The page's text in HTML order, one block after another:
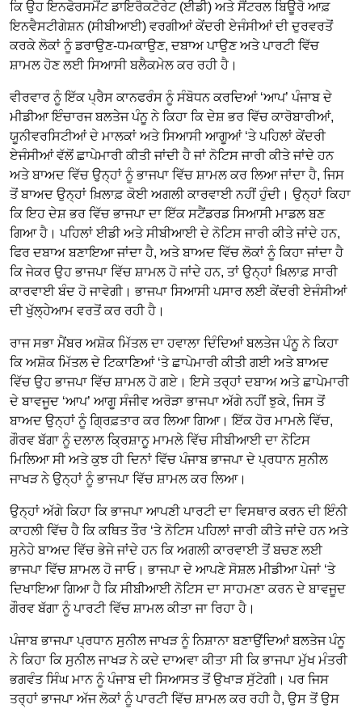
ਕਿ ਉਹ ਇਨਫੋਰਸਮੈਂਟ ਡਾਇਰੈਕਟੋਰੇਟ (ਈਡੀ) ਅਤੇ ਸੈਂਟਰਲ ਬਿਊਰੋ ਆਫ਼
ਇਨਵੈਸਟੀਗੇਸ਼ਨ (ਸੀਬੀਆਈ) ਵਰਗੀਆਂ ਕੇਂਦਰੀ ਏਜੰਸੀਆਂ ਦੀ ਦੁਰਵਰਤੋਂ
ਕਰਕੇ ਲੋਕਾਂ ਨੂੰ ਡਰਾਉਣ-ਧਮਕਾਉਣ, ਦਬਾਅ ਪਾਉਣ ਅਤੇ ਪਾਰਟੀ ਵਿੱਚ
ਸ਼ਾਮਲ ਹੋਣ ਲਈ ਸਿਆਸੀ ਬਲੈਕਮੇਲ ਕਰ ਰਹੀ ਹੈ।
ਵੀਰਵਾਰ ਨੂੰ ਇੱਕ ਪ੍ਰੈਸ ਕਾਨਫਰੰਸ ਨੂੰ ਸੰਬੋਧਨ ਕਰਦਿਆਂ ‘ਆਪ’ ਪੰਜਾਬ ਦੇ
ਮੀਡੀਆ ਇੰਚਾਰਜ ਬਲਤੇਜ ਪੰਨੂ ਨੇ ਕਿਹਾ ਕਿ ਦੇਸ਼ ਭਰ ਵਿੱਚ ਕਾਰੋਬਾਰੀਆਂ,
ਯੂਨੀਵਰਸਿਟੀਆਂ ਦੇ ਮਾਲਕਾਂ ਅਤੇ ਸਿਆਸੀ ਆਗੂਆਂ ‘ਤੇ ਪਹਿਲਾਂ ਕੇਂਦਰੀ
ਏਜੰਸੀਆਂ ਵੱਲੋਂ ਛਾਪੇਮਾਰੀ ਕੀਤੀ ਜਾਂਦੀ ਹੈ ਜਾਂ ਨੋਟਿਸ ਜਾਰੀ ਕੀਤੇ ਜਾਂਦੇ ਹਨ
ਅਤੇ ਬਾਅਦ ਵਿੱਚ ਉਨ੍ਹਾਂ ਨੂੰ ਭਾਜਪਾ ਵਿੱਚ ਸ਼ਾਮਲ ਕਰ ਲਿਆ ਜਾਂਦਾ ਹੈ, ਜਿਸ
ਤੋਂ ਬਾਅਦ ਉਨ੍ਹਾਂ ਖ਼ਿਲਾਫ਼ ਕੋਈ ਅਗਲੀ ਕਾਰਵਾਈ ਨਹੀਂ ਹੁੰਦੀ। ਉਨ੍ਹਾਂ ਕਿਹਾ
ਕਿ ਇਹ ਦੇਸ਼ ਭਰ ਵਿੱਚ ਭਾਜਪਾ ਦਾ ਇੱਕ ਸਟੈਂਡਰਡ ਸਿਆਸੀ ਮਾਡਲ ਬਣ
ਗਿਆ ਹੈ। ਪਹਿਲਾਂ ਈਡੀ ਅਤੇ ਸੀਬੀਆਈ ਦੇ ਨੋਟਿਸ ਜਾਰੀ ਕੀਤੇ ਜਾਂਦੇ ਹਨ,
ਫਿਰ ਦਬਾਅ ਬਣਾਇਆ ਜਾਂਦਾ ਹੈ, ਅਤੇ ਬਾਅਦ ਵਿੱਚ ਲੋਕਾਂ ਨੂੰ ਕਿਹਾ ਜਾਂਦਾ ਹੈ
ਕਿ ਜੇਕਰ ਉਹ ਭਾਜਪਾ ਵਿੱਚ ਸ਼ਾਮਲ ਹੋ ਜਾਂਦੇ ਹਨ, ਤਾਂ ਉਨ੍ਹਾਂ ਖ਼ਿਲਾਫ਼ ਸਾਰੀ
ਕਾਰਵਾਈ ਬੰਦ ਹੋ ਜਾਵੇਗੀ। ਭਾਜਪਾ ਸਿਆਸੀ ਪਸਾਰ ਲਈ ਕੇਂਦਰੀ ਏਜੰਸੀਆਂ
ਦੀ ਖੁੱਲ੍ਹੇਆਮ ਵਰਤੋਂ ਕਰ ਰਹੀ ਹੈ।
ਰਾਜ ਸਭਾ ਮੈਂਬਰ ਅਸ਼ੋਕ ਮਿੱਤਲ ਦਾ ਹਵਾਲਾ ਦਿੰਦਿਆਂ ਬਲਤੇਜ ਪੰਨੂ ਨੇ ਕਿਹਾ
ਕਿ ਅਸ਼ੋਕ ਮਿੱਤਲ ਦੇ ਟਿਕਾਣਿਆਂ ‘ਤੇ ਛਾਪੇਮਾਰੀ ਕੀਤੀ ਗਈ ਅਤੇ ਬਾਅਦ
ਵਿੱਚ ਉਹ ਭਾਜਪਾ ਵਿੱਚ ਸ਼ਾਮਲ ਹੋ ਗਏ। ਇਸੇ ਤਰ੍ਹਾਂ ਦਬਾਅ ਅਤੇ ਛਾਪੇਮਾਰੀ
ਦੇ ਬਾਵਜੂਦ ‘ਆਪ’ ਆਗੂ ਸੰਜੀਵ ਅਰੋੜਾ ਭਾਜਪਾ ਅੱਗੇ ਨਹੀਂ ਝੁਕੇ, ਜਿਸ ਤੋਂ
ਬਾਅਦ ਉਨ੍ਹਾਂ ਨੂੰ ਗ੍ਰਿਫ਼ਤਾਰ ਕਰ ਲਿਆ ਗਿਆ। ਇੱਕ ਹੋਰ ਮਾਮਲੇ ਵਿੱਚ,
ਗੌਰਵ ਬੱਗਾ ਨੂੰ ਦਲਾਲ ਕ੍ਰਿਸ਼ਾਨੂ ਮਾਮਲੇ ਵਿੱਚ ਸੀਬੀਆਈ ਦਾ ਨੋਟਿਸ
ਮਿਲਿਆ ਸੀ ਅਤੇ ਕੁਝ ਹੀ ਦਿਨਾਂ ਵਿੱਚ ਪੰਜਾਬ ਭਾਜਪਾ ਦੇ ਪ੍ਰਧਾਨ ਸੁਨੀਲ
ਜਾਖੜ ਨੇ ਉਨ੍ਹਾਂ ਨੂੰ ਭਾਜਪਾ ਵਿੱਚ ਸ਼ਾਮਲ ਕਰ ਲਿਆ।
ਉਨ੍ਹਾਂ ਅੱਗੇ ਕਿਹਾ ਕਿ ਭਾਜਪਾ ਆਪਣੀ ਪਾਰਟੀ ਦਾ ਵਿਸਥਾਰ ਕਰਨ ਦੀ ਇੰਨੀ
ਕਾਹਲੀ ਵਿੱਚ ਹੈ ਕਿ ਕਥਿਤ ਤੌਰ ‘ਤੇ ਨੋਟਿਸ ਪਹਿਲਾਂ ਜਾਰੀ ਕੀਤੇ ਜਾਂਦੇ ਹਨ ਅਤੇ
ਸੁਨੇਹੇ ਬਾਅਦ ਵਿੱਚ ਭੇਜੇ ਜਾਂਦੇ ਹਨ ਕਿ ਅਗਲੀ ਕਾਰਵਾਈ ਤੋਂ ਬਚਣ ਲਈ
ਭਾਜਪਾ ਵਿੱਚ ਸ਼ਾਮਲ ਹੋ ਜਾਓ। ਭਾਜਪਾ ਦੇ ਆਪਣੇ ਸੋਸ਼ਲ ਮੀਡੀਆ ਪੇਜਾਂ ‘ਤੇ
ਦਿਖਾਇਆ ਗਿਆ ਹੈ ਕਿ ਸੀਬੀਆਈ ਨੋਟਿਸ ਦਾ ਸਾਹਮਣਾ ਕਰਨ ਦੇ ਬਾਵਜੂਦ
ਗੌਰਵ ਬੱਗਾ ਨੂੰ ਪਾਰਟੀ ਵਿੱਚ ਸ਼ਾਮਲ ਕੀਤਾ ਜਾ ਰਿਹਾ ਹੈ।
ਪੰਜਾਬ ਭਾਜਪਾ ਪ੍ਰਧਾਨ ਸੁਨੀਲ ਜਾਖੜ ਨੂੰ ਨਿਸ਼ਾਨਾ ਬਣਾਉਂਦਿਆਂ ਬਲਤੇਜ ਪੰਨੂ
ਨੇ ਕਿਹਾ ਕਿ ਸੁਨੀਲ ਜਾਖੜ ਨੇ ਕਦੇ ਦਾਅਵਾ ਕੀਤਾ ਸੀ ਕਿ ਭਾਜਪਾ ਮੁੱਖ ਮੰਤਰੀ
ਭਗਵੰਤ ਸਿੰਘ ਮਾਨ ਨੂੰ ਪੰਜਾਬ ਦੀ ਸਿਆਸਤ ਤੋਂ ਉਖਾੜ ਸੁੱਟੇਗੀ। ਪਰ ਜਿਸ
ਤਰ੍ਹਾਂ ਭਾਜਪਾ ਅੱਜ ਲੋਕਾਂ ਨੂੰ ਪਾਰਟੀ ਵਿੱਚ ਸ਼ਾਮਲ ਕਰ ਰਹੀ ਹੈ, ਉਸ ਤੋਂ ਉਸ